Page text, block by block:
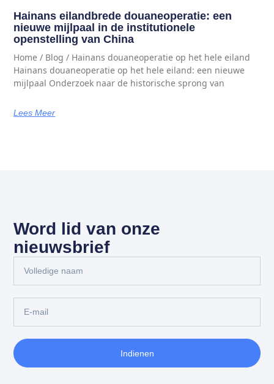
Hainans eilandbrede douaneoperatie: een
nieuwe mijlpaal in de institutionele
openstelling van China
Home / Blog / Hainans douaneoperatie op het hele eiland
Hainans douaneoperatie op het hele eiland: een nieuwe
mijlpaal Onderzoek naar de historische sprong van
Lees Meer
Word lid van onze
nieuwsbrief
Indienen